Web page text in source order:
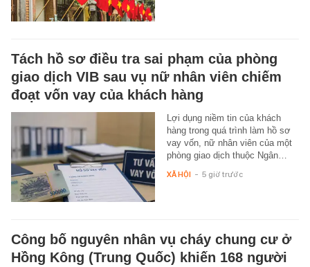
Tách hồ sơ điều tra sai phạm của phòng
giao dịch VIB sau vụ nữ nhân viên chiếm
đoạt vốn vay của khách hàng
Lợi dụng niềm tin của khách
hàng trong quá trình làm hồ sơ
vay vốn, nữ nhân viên của một
phòng giao dịch thuộc Ngân…
XÃ HỘI - 5 giờ trước
Công bố nguyên nhân vụ cháy chung cư ở
Hồng Kông (Trung Quốc) khiến 168 người